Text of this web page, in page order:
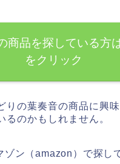
商品を探している方
をクリック
りの葉奏音の商品に興
るのかもしれません。
ン（amazon）で探し